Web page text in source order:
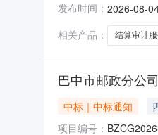
与询比。
发布时间： 2026-08-
相关产品：
结算审计
巴中市邮政分公
中标｜中标通知
项目编号：